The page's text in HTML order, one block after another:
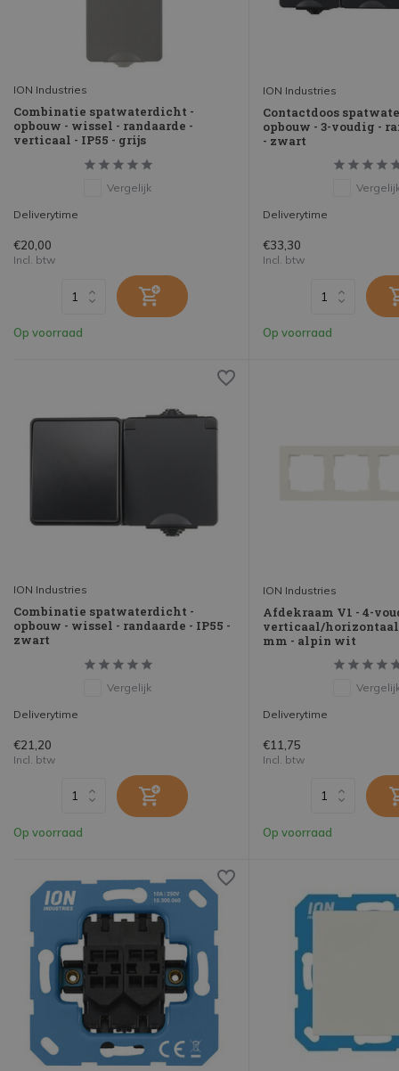
ION Industries
Combinatie spatwaterdicht -
opbouw - wissel - randaarde -
verticaal - IP55 - grijs
Vergelijk
Deliverytime
€20,00
Incl. btw
Op voorraad
ION Industries
Contactdoos
opbouw - 3-voudig -
- zwart
Deliverytime
€33,30
Incl. btw
Op voorraad
ION Industries
Combinatie spatwaterdicht -
opbouw - wissel - randaarde - IP55 -
zwart
Vergelijk
Deliverytime
€21,20
Incl. btw
Op voorraad
ION Industries
Afdekraam V1 - 4-
verticaal/horizontaal
mm - alpin wit
Deliverytime
€11,75
Incl. btw
Op voorraad